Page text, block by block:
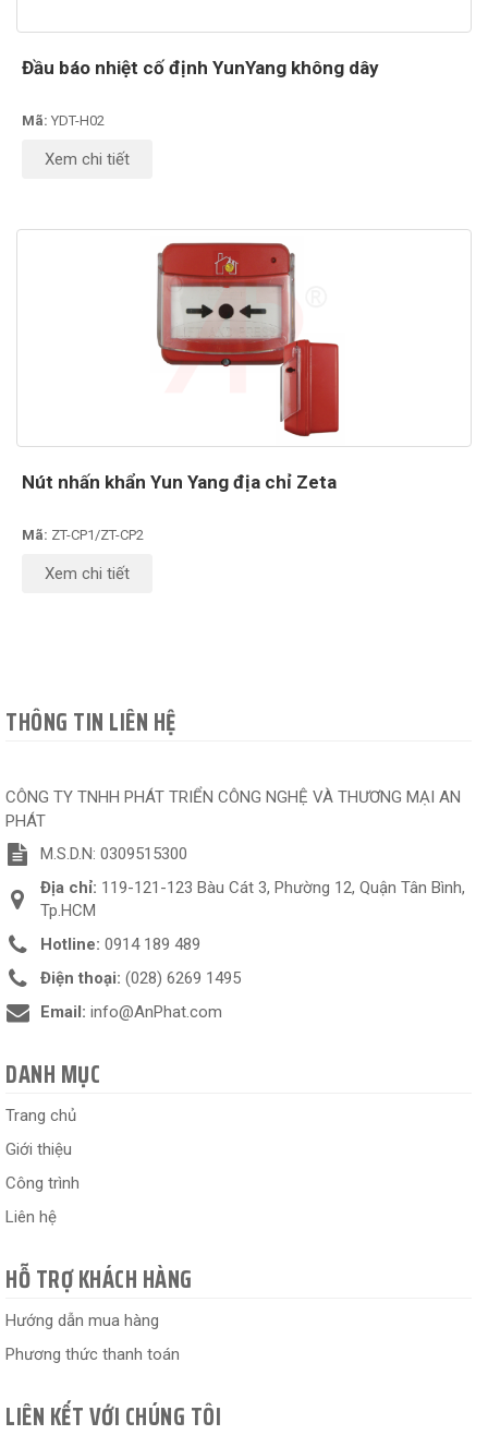
Đầu báo nhiệt cố định YunYang không dây
Mã: YDT-H02
Xem chi tiết
Nút nhấn khẩn Yun Yang địa chỉ Zeta
Mã: ZT-CP1/ZT-CP2
Xem chi tiết
THÔNG TIN LIÊN HỆ
CÔNG TY TNHH PHÁT TRIỂN CÔNG NGHỆ VÀ THƯƠNG MẠI AN
PHÁT
M.S.D.N: 0309515300
Địa chỉ: 119-121-123 Bàu Cát 3, Phường 12, Quận Tân Bình,
Tp.HCM
Hotline: 0914 189 489
Điện thoại: (028) 6269 1495
Email: info@AnPhat.com
DANH MỤC
Trang chủ
Giới thiệu
Công trình
Liên hệ
HỖ TRỢ KHÁCH HÀNG
Hướng dẫn mua hàng
Phương thức thanh toán
LIÊN KẾT VỚI CHÚNG TÔI